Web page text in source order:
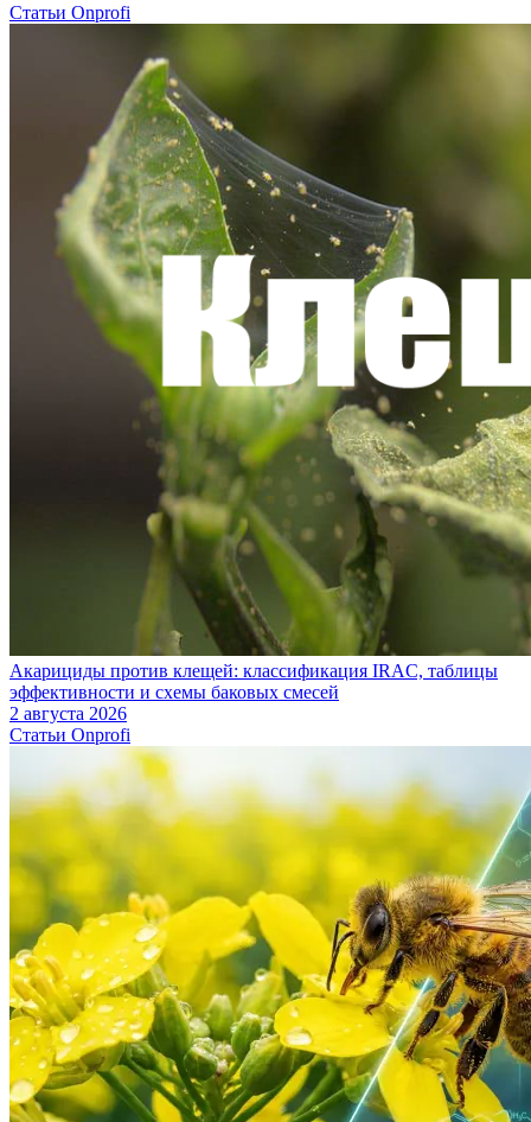
Статьи Onprofi
Акарициды против клещей: классификация IRAC, таблицы
эффективности и схемы баковых смесей
2 августа 2026
Статьи Onprofi